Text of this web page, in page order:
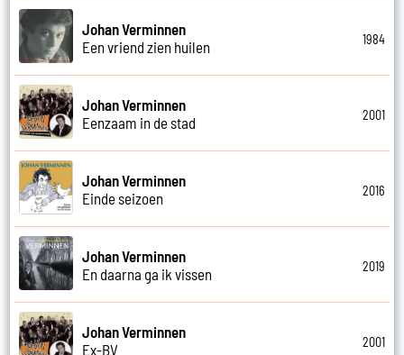
Johan Verminnen
Een vriend zien huilen
1984
Johan Verminnen
Eenzaam in de stad
2001
Johan Verminnen
Einde seizoen
2016
Johan Verminnen
En daarna ga ik vissen
2019
Johan Verminnen
Ex-BV
2001